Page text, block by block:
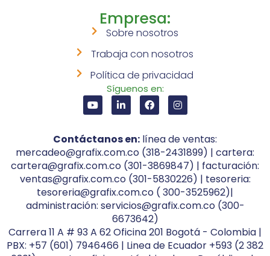
Empresa:
Sobre nosotros
Trabaja con nosotros
Política de privacidad
Síguenos en:
Contáctanos en: línea de ventas:
mercadeo@grafix.com.co (318-2431899) | cartera:
cartera@grafix.com.co (301-3869847) | facturación:
ventas@grafix.com.co (301-5830226) | tesoreria:
tesoreria@grafix.com.co ( 300-3525962)|
administración: servicios@grafix.com.co (300-
6673642)
Carrera 11 A # 93 A 62 Oficina 201 Bogotá - Colombia |
PBX: +57 (601) 7946466 | Linea de Ecuador +593 (2 382